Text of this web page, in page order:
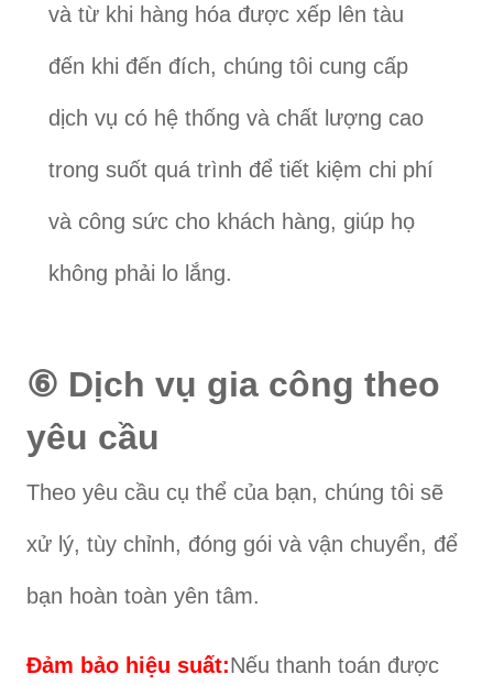
và từ khi hàng hóa được xếp lên tàu
đến khi đến đích, chúng tôi cung cấp
dịch vụ có hệ thống và chất lượng cao
trong suốt quá trình để tiết kiệm chi phí
và công sức cho khách hàng, giúp họ
không phải lo lắng.
⑥ Dịch vụ gia công theo
yêu cầu
Theo yêu cầu cụ thể của bạn, chúng tôi sẽ
xử lý, tùy chỉnh, đóng gói và vận chuyển, để
bạn hoàn toàn yên tâm.
Đảm bảo hiệu suất:Nếu thanh toán được